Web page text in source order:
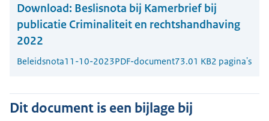
Download: Beslisnota bij Kamerbrief bij
publicatie Criminaliteit en rechtshandhaving
2022
Beleidsnota11-10-2023PDF-document73.01 KB2 pagina's
Dit document is een bijlage bij